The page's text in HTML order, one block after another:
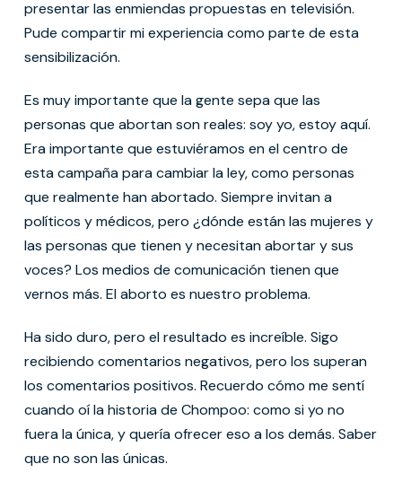
presentar las enmiendas propuestas en televisión.
Pude compartir mi experiencia como parte de esta
sensibilización.
Es muy importante que la gente sepa que las
personas que abortan son reales: soy yo, estoy aquí.
Era importante que estuviéramos en el centro de
esta campaña para cambiar la ley, como personas
que realmente han abortado. Siempre invitan a
políticos y médicos, pero ¿dónde están las mujeres y
las personas que tienen y necesitan abortar y sus
voces? Los medios de comunicación tienen que
vernos más. El aborto es nuestro problema.
Ha sido duro, pero el resultado es increíble. Sigo
recibiendo comentarios negativos, pero los superan
los comentarios positivos. Recuerdo cómo me sentí
cuando oí la historia de Chompoo: como si yo no
fuera la única, y quería ofrecer eso a los demás. Saber
que no son las únicas.